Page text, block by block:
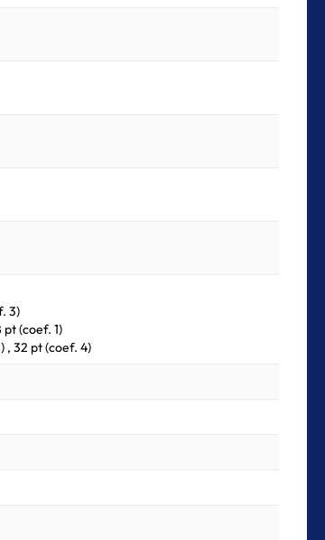
3)
pt (coef. 1)
, 32 pt (coef. 4)